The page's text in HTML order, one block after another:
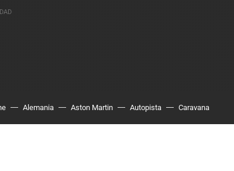
Alemania Aston Martin Autopista Caravana